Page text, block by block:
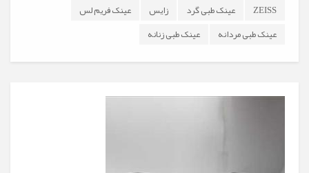
ZEISS عینک طبی گرد زایس
عینک فریم لس
عینک طبی مردانه
عینک طبی زنانه